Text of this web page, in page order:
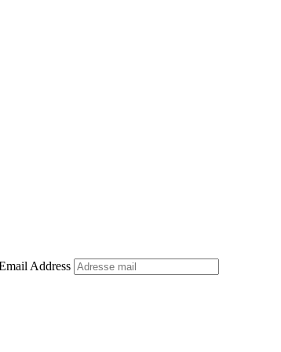
Address